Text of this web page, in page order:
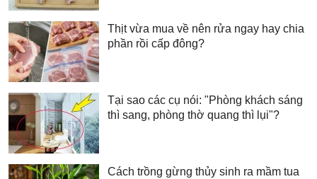
Thịt vừa mua về nên rửa ngay hay chia
phần rồi cấp đông?
Tại sao các cụ nói: "Phòng khách sáng
thì sang, phòng thờ quang thì lụi"?
Cách trồng gừng thủy sinh ra mầm tua